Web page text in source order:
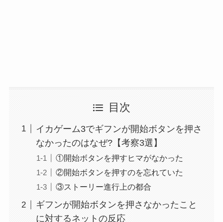
目次
イカゲーム3でギフンが開始ボタンを押さ
なかったのはなぜ?【考察3選】
①開始ボタンを押すヒマがなかった
②開始ボタンを押すのを忘れていた
③ストーリー進行上の都合
ギフンが開始ボタンを押さなかったこと
に対するネットの反応